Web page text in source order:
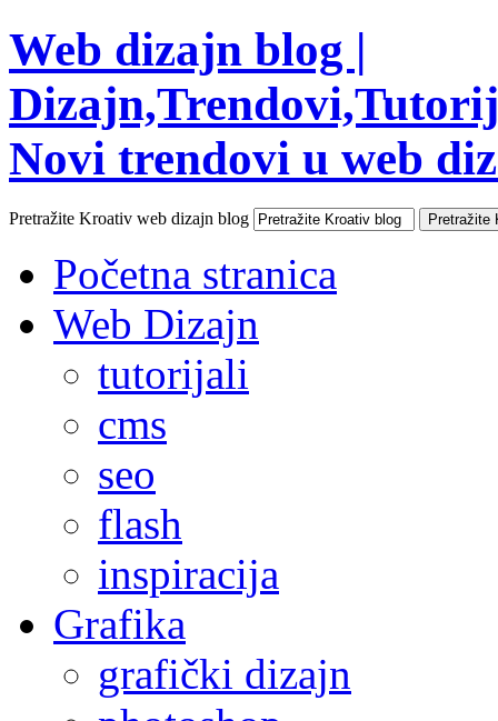
Web dizajn blog |
Novi trendovi u web
Pretražite Kroativ web dizajn blog
Početna stranica
Web Dizajn
tutorijali
cms
seo
flash
inspiracija
Grafika
grafički dizajn